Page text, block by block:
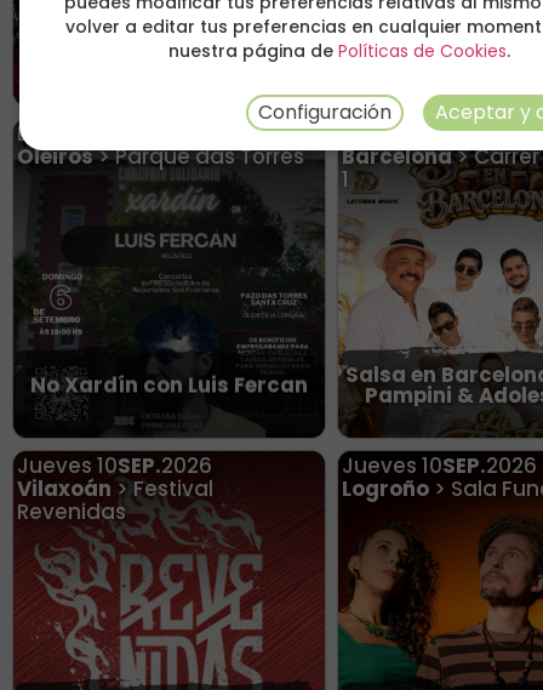
volver a editar tus preferencias en cualquier
nuestra página de Políticas de Cookies.
Configuración Aceptar y
SILLY SALLY + KONTROL
MENTAL en el STEREO de ASTRAL
EXPLOSIONS +
Domingo
Oleiros> Parque das Torres
No Xardín con Luis Fercan
Jueves 10SEP.2026
Barcelona>
1
Salsa en
Pampini &
Jueves 10SEP.2026
Vilaxoán > Festival
Revenidas
Jueves 10SEP.2026
Logroño> Sala